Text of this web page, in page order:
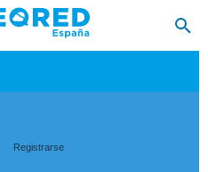
Registrarse